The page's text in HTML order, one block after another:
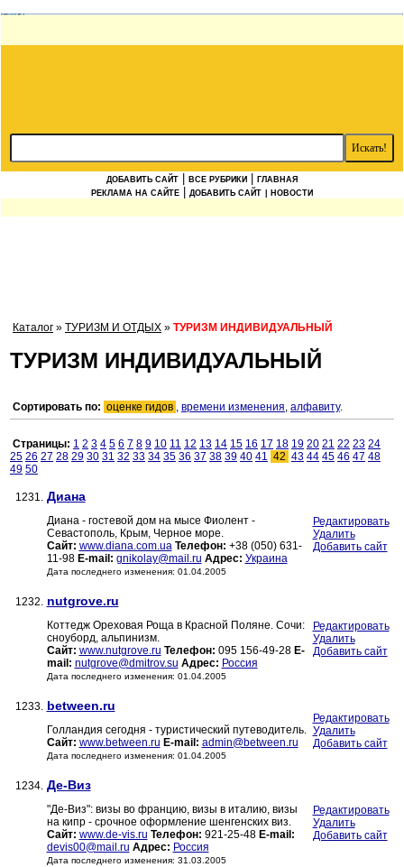
ДОБАВИТЬ САЙТ ВСЕ РУБРИКИ
ГЛАВНАЯ
РЕКЛАМА НА САЙТЕ
ДОБАВИТЬ САЙТ | НОВОСТИ
Каталог » ТУРИЗМ И ОТДЫХ » ТУРИЗМ ИНДИВИДУАЛЬНЫЙ
ТУРИЗМ ИНДИВИДУАЛЬНЫЙ
Сортировать по: оценке гидов , времени изменения, алфавиту.
Страницы: 1 2 3 4 5 6 7 8 9 10 11 12 13 14 15 16 17 18 19 20 21 22 23 24
25 26 27 28 29 30 31 32 33 34 35 36 37 38 39 40 41 42 43 44 45 46 47 48
49 50
1231. Диана
Диана - гостевой дом на мысе Фиолент -
Севастополь, Кpым, Черное море.
Сайт: www.diana.com.ua Телефон: +38 (050) 631-
11-98 E-mail: gnikolay@mail.ru Адрес: Украина
Дата последнего изменения: 01.04.2005
Редактировать
Удалить
Добавить сайт
1232. nutgrove.ru
Коттедж Ореховая Роща в Красной Поляне. Сочи:
сноуборд, альпинизм.
Сайт: www.nutgrove.ru Телефон: 095 156-49-28 E-
mail: nutgrove@dmitrov.su Адрес: Россия
Дата последнего изменения: 01.04.2005
Редактировать
Удалить
Добавить сайт
1233. between.ru
Голландия сегодня - туристический путеводитель.
Сайт: www.between.ru E-mail: admin@between.ru
Дата последнего изменения: 01.04.2005
Редактировать
Удалить
Добавить сайт
1234. Де-Виз
"Де-Виз": визы во францию, визы в италию, визы
на кипр - срочное оформление шенгенских виз.
Сайт: www.de-vis.ru Телефон: 921-25-48 E-mail:
devis00@mail.ru Адрес: Россия
Дата последнего изменения: 31.03.2005
Редактировать
Удалить
Добавить сайт